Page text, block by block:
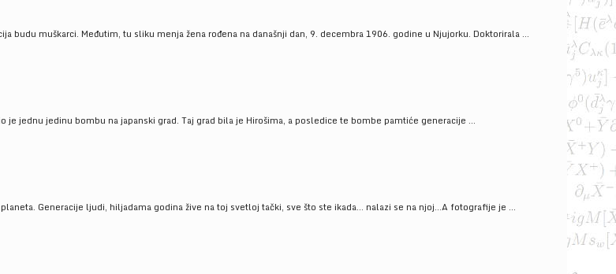
budu muškarci. Međutim, tu sliku menja žena rođena na današnji dan, 9. decembra 1906. godine u Njujorku. Doktorirala ...
jednu jedinu bombu na japanski grad. Taj grad bila je Hirošima, a posledice te bombe pamtiće generacije ...
Generacije ljudi, hiljadama godina žive na toj svetloj tački, sve što ste ikada… nalazi se na njoj…A fotografije je ...